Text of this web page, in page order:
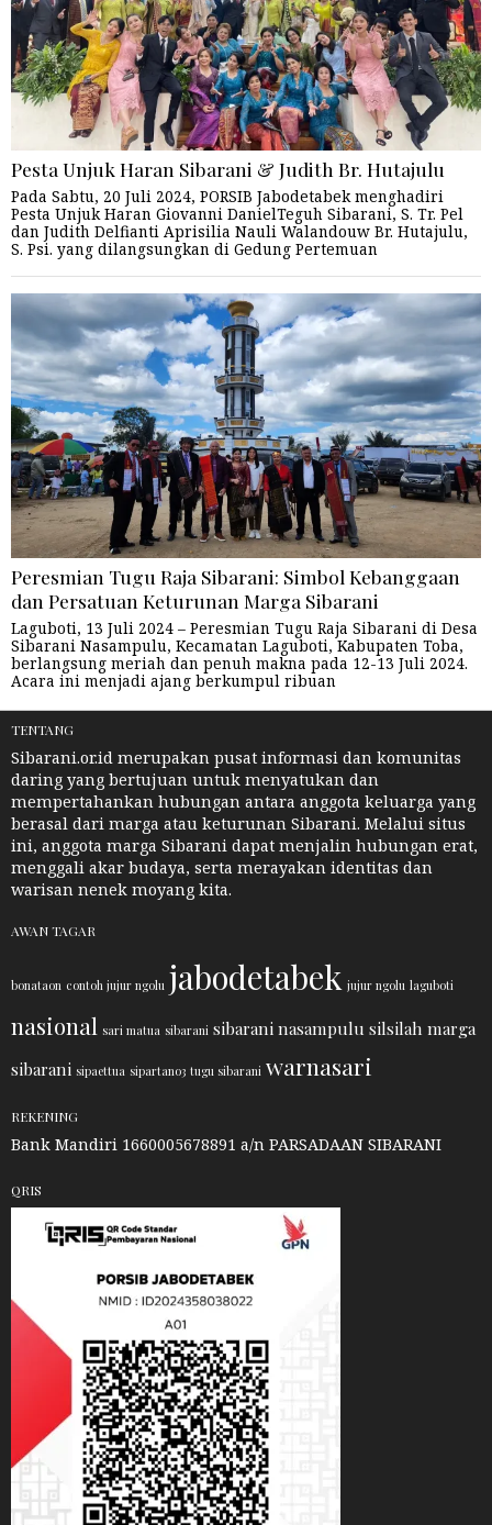
Pesta Unjuk Haran Sibarani & Judith Br. Hutajulu
Pada Sabtu, 20 Juli 2024, PORSIB Jabodetabek menghadiri
Pesta Unjuk Haran Giovanni DanielTeguh Sibarani, S. Tr. Pel
dan Judith Delfianti Aprisilia Nauli Walandouw Br. Hutajulu,
S. Psi. yang dilangsungkan di Gedung Pertemuan
Peresmian Tugu Raja Sibarani: Simbol Kebanggaan
dan Persatuan Keturunan Marga Sibarani
Laguboti, 13 Juli 2024 – Peresmian Tugu Raja Sibarani di Desa
Sibarani Nasampulu, Kecamatan Laguboti, Kabupaten Toba,
berlangsung meriah dan penuh makna pada 12-13 Juli 2024.
Acara ini menjadi ajang berkumpul ribuan
TENTANG
Sibarani.or.id merupakan pusat informasi dan komunitas
daring yang bertujuan untuk menyatukan dan
mempertahankan hubungan antara anggota keluarga yang
berasal dari marga atau keturunan Sibarani. Melalui situs
ini, anggota marga Sibarani dapat menjalin hubungan erat,
menggali akar budaya, serta merayakan identitas dan
warisan nenek moyang kita.
AWAN TAGAR
bonataon contoh jujur ngolu jabodetabek jujur ngolu laguboti
nasional sari matua sibarani sibarani nasampulu silsilah marga
sibarani sipaettua sipartano3 tugu sibarani warnasari
REKENING
Bank Mandiri 1660005678891 a/n PARSADAAN SIBARANI
QRIS